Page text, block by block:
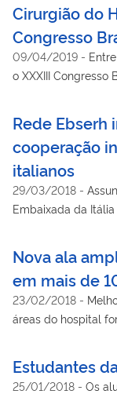
Cirurgião do
Congresso
09/04/2019 -
o XXXIII Congresso
Rede Ebserh
cooperação
italianos
29/03/2018 -
Embaixada da Itália
Nova ala
em mais de
23/02/2018 -
áreas do hospital
Estudantes
25/01/2018 - Os